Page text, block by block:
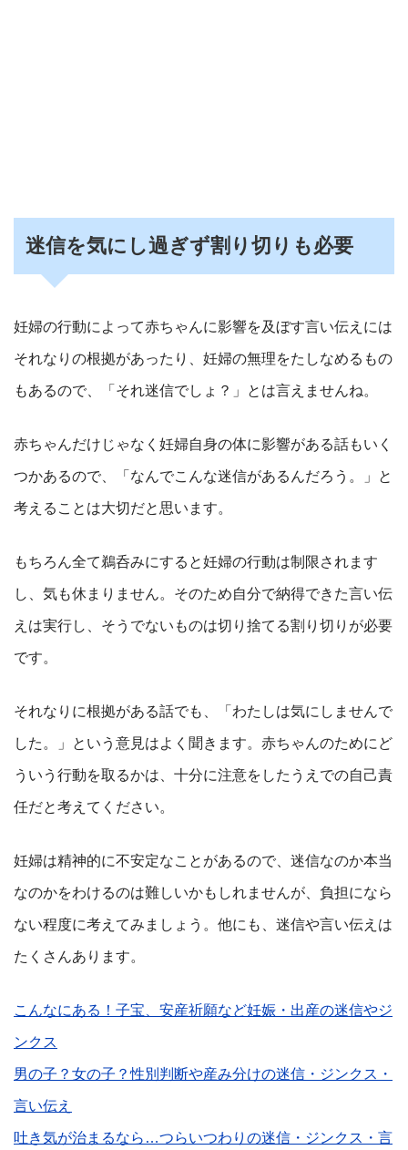
迷信を気にし過ぎず割り切りも必要
妊婦の行動によって赤ちゃんに影響を及ぼす言い伝えには
それなりの根拠があったり、妊婦の無理をたしなめるもの
もあるので、「それ迷信でしょ？」とは言えませんね。
赤ちゃんだけじゃなく妊婦自身の体に影響がある話もいく
つかあるので、「なんでこんな迷信があるんだろう。」と
考えることは大切だと思います。
もちろん全て鵜呑みにすると妊婦の行動は制限されます
し、気も休まりません。そのため自分で納得できた言い伝
えは実行し、そうでないものは切り捨てる割り切りが必要
です。
それなりに根拠がある話でも、「わたしは気にしませんで
した。」という意見はよく聞きます。赤ちゃんのためにど
ういう行動を取るかは、十分に注意をしたうえでの自己責
任だと考えてください。
妊婦は精神的に不安定なことがあるので、迷信なのか本当
なのかをわけるのは難しいかもしれませんが、負担になら
ない程度に考えてみましょう。他にも、迷信や言い伝えは
たくさんあります。
こんなにある！子宝、安産祈願など妊娠・出産の迷信やジ
ンクス
男の子？女の子？性別判断や産み分けの迷信・ジンクス・
言い伝え
吐き気が治まるなら…つらいつわりの迷信・ジンクス・言